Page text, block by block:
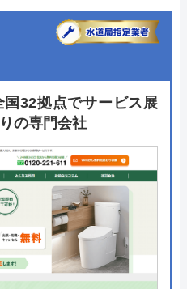
32拠点でサービス展
の専門会社